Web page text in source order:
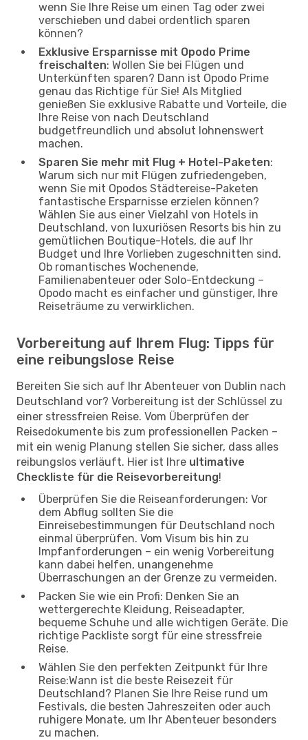
wenn Sie Ihre Reise um einen Tag oder zwei
verschieben und dabei ordentlich sparen
können?
Exklusive Ersparnisse mit Opodo Prime
freischalten: Wollen Sie bei Flügen und
Unterkünften sparen? Dann ist Opodo Prime
genau das Richtige für Sie! Als Mitglied
genießen Sie exklusive Rabatte und Vorteile, die
Ihre Reise von nach Deutschland
budgetfreundlich und absolut lohnenswert
machen.
Sparen Sie mehr mit Flug + Hotel-Paketen:
Warum sich nur mit Flügen zufriedengeben,
wenn Sie mit Opodos Städtereise-Paketen
fantastische Ersparnisse erzielen können?
Wählen Sie aus einer Vielzahl von Hotels in
Deutschland, von luxuriösen Resorts bis hin zu
gemütlichen Boutique-Hotels, die auf Ihr
Budget und Ihre Vorlieben zugeschnitten sind.
Ob romantisches Wochenende,
Familienabenteuer oder Solo-Entdeckung –
Opodo macht es einfacher und günstiger, Ihre
Reiseträume zu verwirklichen.
Vorbereitung auf Ihrem Flug: Tipps für
eine reibungslose Reise
Bereiten Sie sich auf Ihr Abenteuer von Dublin nach
Deutschland vor? Vorbereitung ist der Schlüssel zu
einer stressfreien Reise. Vom Überprüfen der
Reisedokumente bis zum professionellen Packen –
mit ein wenig Planung stellen Sie sicher, dass alles
reibungslos verläuft. Hier ist Ihre ultimative
Checkliste für die Reisevorbereitung!
Überprüfen Sie die Reiseanforderungen: Vor
dem Abflug sollten Sie die
Einreisebestimmungen für Deutschland noch
einmal überprüfen. Vom Visum bis hin zu
Impfanforderungen – ein wenig Vorbereitung
kann dabei helfen, unangenehme
Überraschungen an der Grenze zu vermeiden.
Packen Sie wie ein Profi: Denken Sie an
wettergerechte Kleidung, Reiseadapter,
bequeme Schuhe und alle wichtigen Geräte. Die
richtige Packliste sorgt für eine stressfreie
Reise.
Wählen Sie den perfekten Zeitpunkt für Ihre
Reise:Wann ist die beste Reisezeit für
Deutschland? Planen Sie Ihre Reise rund um
Festivals, die besten Jahreszeiten oder auch
ruhigere Monate, um Ihr Abenteuer besonders
zu machen.